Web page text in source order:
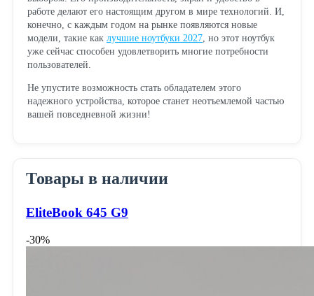
работе делают его настоящим другом в мире технологий. И,
конечно, с каждым годом на рынке появляются новые
модели, такие как лучшие ноутбуки 2027, но этот ноутбук
уже сейчас способен удовлетворить многие потребности
пользователей.
Не упустите возможность стать обладателем этого
надежного устройства, которое станет неотъемлемой частью
вашей повседневной жизни!
Товары в наличии
EliteBook 645 G9
-30%